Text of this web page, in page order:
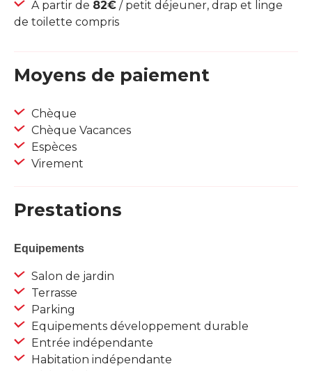
À partir de 82€ / petit déjeuner, drap et linge
de toilette compris
Moyens de paiement
Chèque
Chèque Vacances
Espèces
Virement
Prestations
Equipements
Salon de jardin
Terrasse
Parking
Equipements développement durable
Entrée indépendante
Habitation indépendante